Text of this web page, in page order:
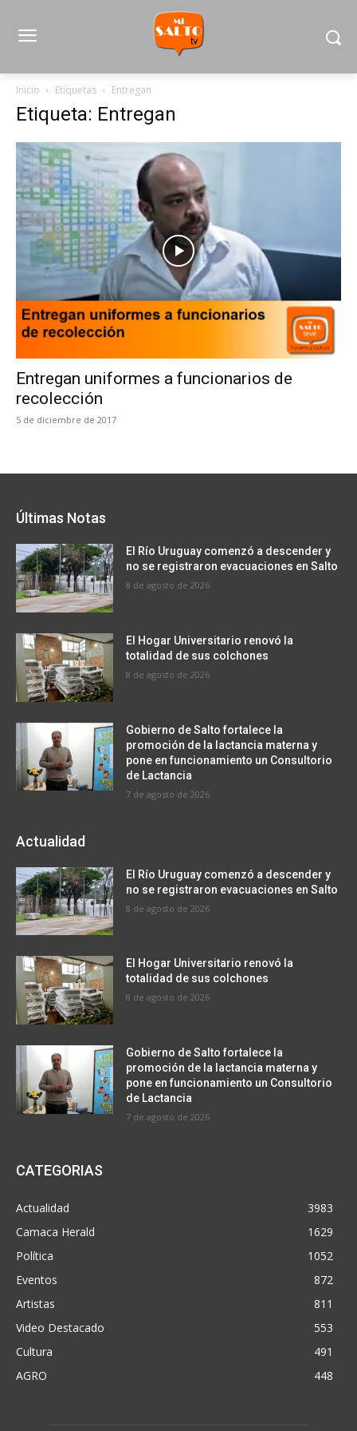
Inicio Etiquetas Entregan
Etiqueta: Entregan
Entregan uniformes a funcionarios de
recolección
5 de diciembre de 2017
Últimas Notas
El Río Uruguay comenzó a descender y
no se registraron evacuaciones en Salto
8 de agosto de 2026
El Hogar Universitario renovó la
totalidad de sus colchones
8 de agosto de 2026
Gobierno de Salto fortalece la
promoción de la lactancia materna y
pone en funcionamiento un Consultorio
de Lactancia
7 de agosto de 2026
Actualidad
El Río Uruguay comenzó a descender y
no se registraron evacuaciones en Salto
8 de agosto de 2026
El Hogar Universitario renovó la
totalidad de sus colchones
8 de agosto de 2026
Gobierno de Salto fortalece la
promoción de la lactancia materna y
pone en funcionamiento un Consultorio
de Lactancia
7 de agosto de 2026
CATEGORIAS
Actualidad
3983
Camaca Herald
1629
Política
1052
Eventos
872
Artistas
811
Video Destacado
553
Cultura
491
AGRO
448